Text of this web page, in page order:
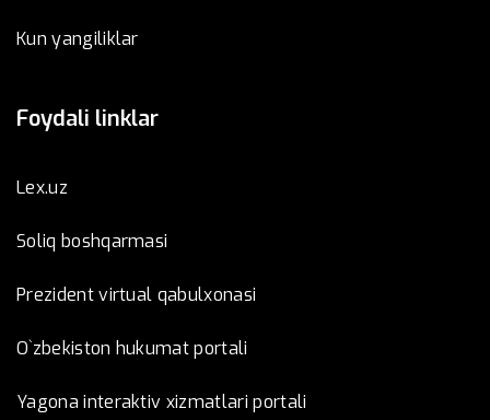
Kun yangiliklar
Foydali linklar
Lex.uz
Soliq boshqarmasi
Prezident virtual qabulxonasi
O`zbekiston hukumat portali
Yagona interaktiv xizmatlari portali